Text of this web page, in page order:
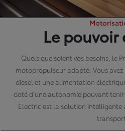
Le pouvoir
Quels que soient vos besoins, le
motopropulseur adapté. Vous
diesel et une alimentation
doté d’une autonomie pouvant
Electric est la solution intelligente
transport.